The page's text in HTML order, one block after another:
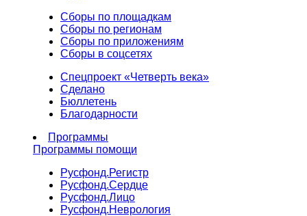
Сборы по площадкам
Сборы по регионам
Сборы по приложениям
Сборы в соцсетях
Спецпроект «Четверть века»
Сделано
Бюллетень
Благодарности
Программы
Программы помощи
Русфонд.Регистр
Русфонд.Сердце
Русфонд.Лицо
Русфонд.Неврология